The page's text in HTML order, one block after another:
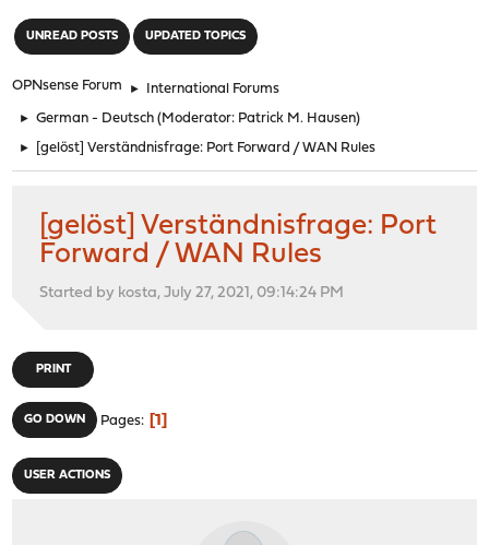
UNREAD POSTS UPDATED TOPICS
OPNsense Forum ► International Forums
► German - Deutsch (Moderator: Patrick M. Hausen)
► [gelöst] Verständnisfrage: Port Forward / WAN Rules
[gelöst] Verständnisfrage: Port
Forward / WAN Rules
Started by kosta, July 27, 2021, 09:14:24 PM
PRINT
GO DOWN Pages 1
USER ACTIONS